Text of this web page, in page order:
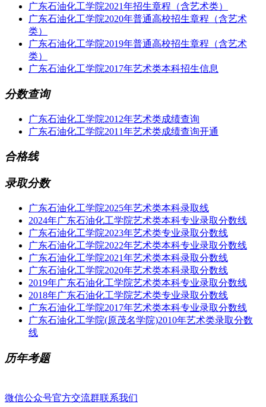
广东石油化工学院2021年招生章程（含艺术类）
广东石油化工学院2020年普通高校招生章程（含艺术
类）
广东石油化工学院2019年普通高校招生章程（含艺术
类）
广东石油化工学院2017年艺术类本科招生信息
分数查询
广东石油化工学院2012年艺术类成绩查询
广东石油化工学院2011年艺术类成绩查询开通
合格线
录取分数
广东石油化工学院2025年艺术类本科录取线
2024年广东石油化工学院艺术类本科专业录取分数线
广东石油化工学院2023年艺术类专业录取分数线
广东石油化工学院2022年艺术类本科专业录取分数线
广东石油化工学院2021年艺术类本科录取分数线
广东石油化工学院2020年艺术类本科录取分数线
2019年广东石油化工学院艺术类本科专业录取分数线
2018年广东石油化工学院艺术类专业录取分数线
广东石油化工学院2017年艺术类本科专业录取分数线
广东石油化工学院(原茂名学院)2010年艺术类录取分数
线
历年考题
微信公众号官方交流群联系我们